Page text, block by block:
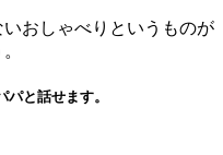
おしゃべりというものが
と話せます。